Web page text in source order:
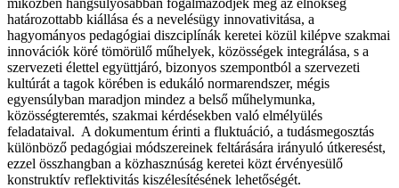
határozottabb kiállása és a nevelésügy innovativitása, a
hagyományos pedagógiai diszciplínák keretei közül kilépve szakmai
innovációk köré tömörülő műhelyek, közösségek integrálása, s a
szervezeti élettel együttjáró, bizonyos szempontból a szervezeti
kultúrát a tagok körében is edukáló normarendszer, mégis
egyensúlyban maradjon mindez a belső műhelymunka,
közösségteremtés, szakmai kérdésekben való elmélyülés
feladataival. A dokumentum érinti a fluktuáció, a tudásmegosztás
különböző pedagógiai módszereinek feltárására irányuló útkeresést,
ezzel összhangban a közhasznúság keretei közt érvényesülő
konstruktív reflektivitás kiszélesítésének lehetőségét.